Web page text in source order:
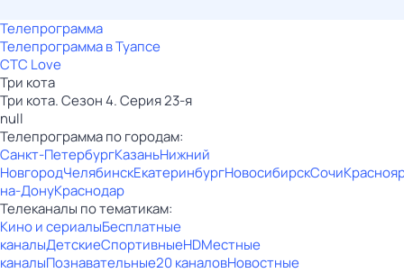
Телепрограмма
Телепрограмма в Туапсе
СТС Love
Три кота
Три кота. Сезон 4. Серия 23-я
null
Телепрограмма по городам:
Санкт-ПетербургКазаньНижний
НовгородЧелябинскЕкатеринбургНовосибирскСочи
на-ДонуКраснодар
Телеканалы по тематикам:
Кино и сериалыБесплатные
каналыДетскиеСпортивныеHDМестные
каналыПознавательные20 каналовНовостные